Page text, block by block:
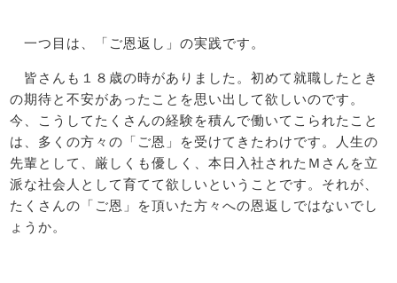
一つ目は、「ご恩返し」の実践です。
皆さんも１８歳の時がありました。初めて就職したとき
の期待と不安があったことを思い出して欲しいのです。
今、こうしてたくさんの経験を積んで働いてこられたこと
は、多くの方々の「ご恩」を受けてきたわけです。人生の
先輩として、厳しくも優しく、本日入社されたＭさんを立
派な社会人として育てて欲しいということです。それが、
たくさんの「ご恩」を頂いた方々への恩返しではないでし
ょうか。